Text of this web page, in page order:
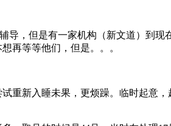
，但是有一家机构（新文道）到
再等等他们，但是。。。
重新入睡未果，更烦躁。临时起意